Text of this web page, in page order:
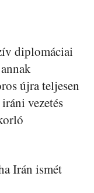
diplomáciai
újra teljesen
vezetés
Irán ismét